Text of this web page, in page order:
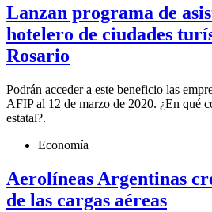
Lanzan programa de
hotelero de ciudades
Rosario
Podrán acceder a este beneficio las
AFIP al 12 de marzo de 2020. ¿En qué
estatal?.
Economía
Aerolíneas Argentinas
de las cargas aéreas